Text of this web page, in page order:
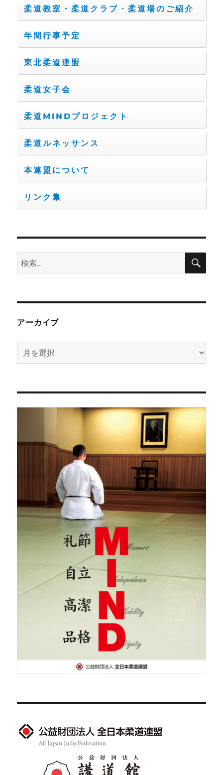
柔道教室・柔道クラブ・柔道場のご紹介
年間行事予定
東北柔道連盟
柔道女子会
柔道MINDプロジェクト
柔道ルネッサンス
本連盟について
リンク集
検
索:
検
アーカイブ
ー
イ